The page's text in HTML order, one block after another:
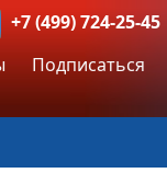
+7 (499) 724-25-45
Подписаться